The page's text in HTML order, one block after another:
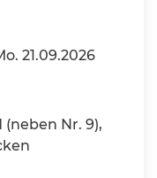
21.09.2026
(neben Nr. 9),